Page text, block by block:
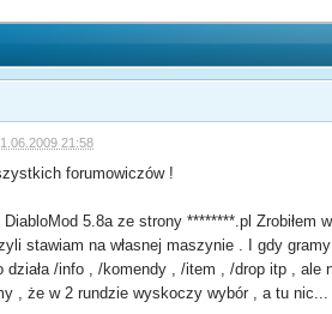
21:58
forumowiczów !
DiabloMod 5.8a ze strony ********.pl
stawiam na własnej maszynie . I gdy
działa /info , /komendy , /item , /drop itp ,
, że w 2 rundzie wyskoczy wybór , a tu nic...